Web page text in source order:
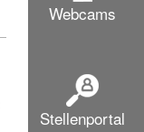
Webcams
Stellenportal